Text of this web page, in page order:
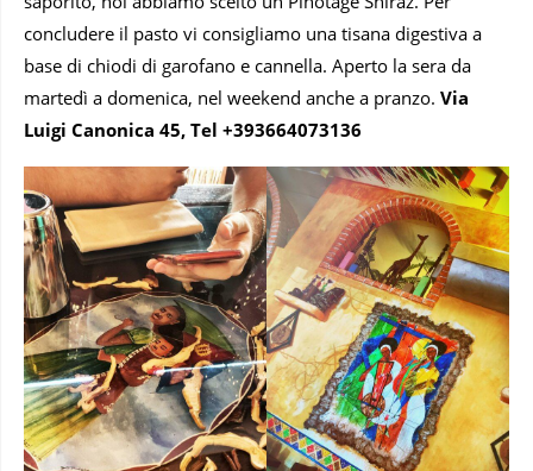
concludere il pasto vi consigliamo una tisana digestiva a
base di chiodi di garofano e cannella. Aperto la sera da
martedì a domenica, nel weekend anche a pranzo. Via
Luigi Canonica 45, Tel +393664073136